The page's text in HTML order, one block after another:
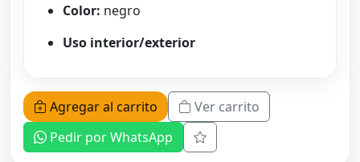
Color: negro
Uso interior/exterior
Agregar al carrito
Ver carrito
Pedir por WhatsApp